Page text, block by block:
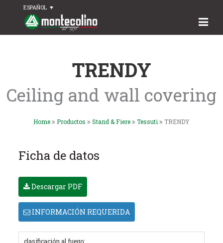
ESPAÑOL
TRENDY
Ceiling and wall covering
Home Productos Stand & Fiere Tessuti TRENDY
Ficha de datos
Descargar PDF
INFORMACIÓN REQUERIDA
clasificación al fuego: